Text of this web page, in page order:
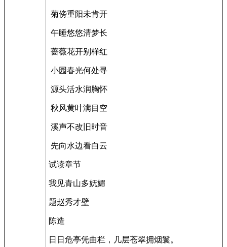
菊傍重阳未肯开
午睡悠悠清梦长
蔷薇花开别样红
小园春光何处寻
源头活水润胸怀
秋风黄叶满目空
溪声不改旧时音
先向水边看白云
试读章节
我见青山多妩媚
题赵秀才壁
陈造
日日危亭凭曲栏，几层苍翠拥烟鬟。